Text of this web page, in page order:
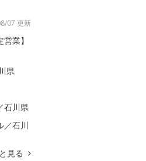
07 更新
業】
県
石川県
／石川
見る